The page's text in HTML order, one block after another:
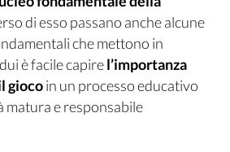
di esso passano anche alcune
che mettono in
è facile capirel’importanza
giocoin un processo educativo
matura e responsabile